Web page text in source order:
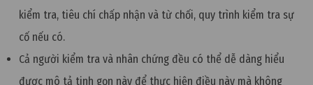
kiểm tra, tiêu chí chấp nhận và từ chối, quy trình kiểm tra sự
cố nếu có.
Cả người kiểm tra và nhân chứng đều có thể dễ dàng hiểu
được mô tả tinh gọn này để thực hiện điều này mà không